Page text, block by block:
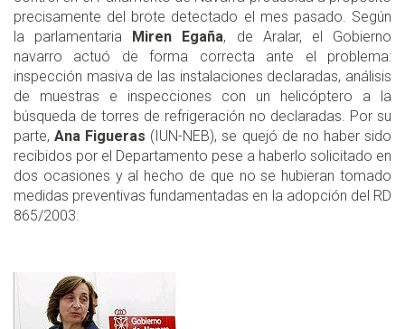
precisamente del brote detectado el mes pasado. Según
la parlamentaria
Miren Egaña, de Aralar, el Gobierno
navarro actuó de forma correcta ante el problema:
inspección masiva de las instalaciones declaradas, análisis
de muestras e inspecciones con un helicóptero a la
búsqueda de torres de refrigeración no declaradas. Por su
parte,Ana Figueras (IUN-NEB), se quejó de no haber sido
recibidos por el Departamento pese a haberlo solicitado en
dos ocasiones y al hecho de que no se hubieran tomado
medidas preventivas fundamentadas en la adopción del RD
865/2003.